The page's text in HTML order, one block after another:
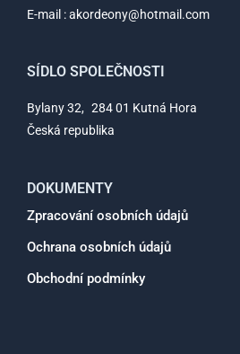
E-mail : akordeony@hotmail.com
SÍDLO SPOLEČNOSTI
Bylany 32, 284 01 Kutná Hora
Česká republika
DOKUMENTY
Zpracování osobních údajů
Ochrana osobních údajů
Obchodní podmínky